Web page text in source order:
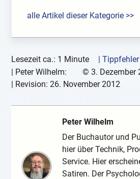
alle Artikel dieser Kategorie >>
Lesezeit ca.: 1 Minute
|
| Peter Wilhelm: © 3. Dezember
| Revision:26. November 2012
Peter Wilhelm
Der Buchautor und
hier über Technik,
Service. Hier
Satiren. Der